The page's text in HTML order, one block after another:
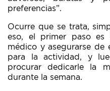
preferencias”.
Ocurre que se trata,
eso, el primer paso es
médico y asegurarse de
para la actividad, y
procurar dedicarle la
durante la semana.